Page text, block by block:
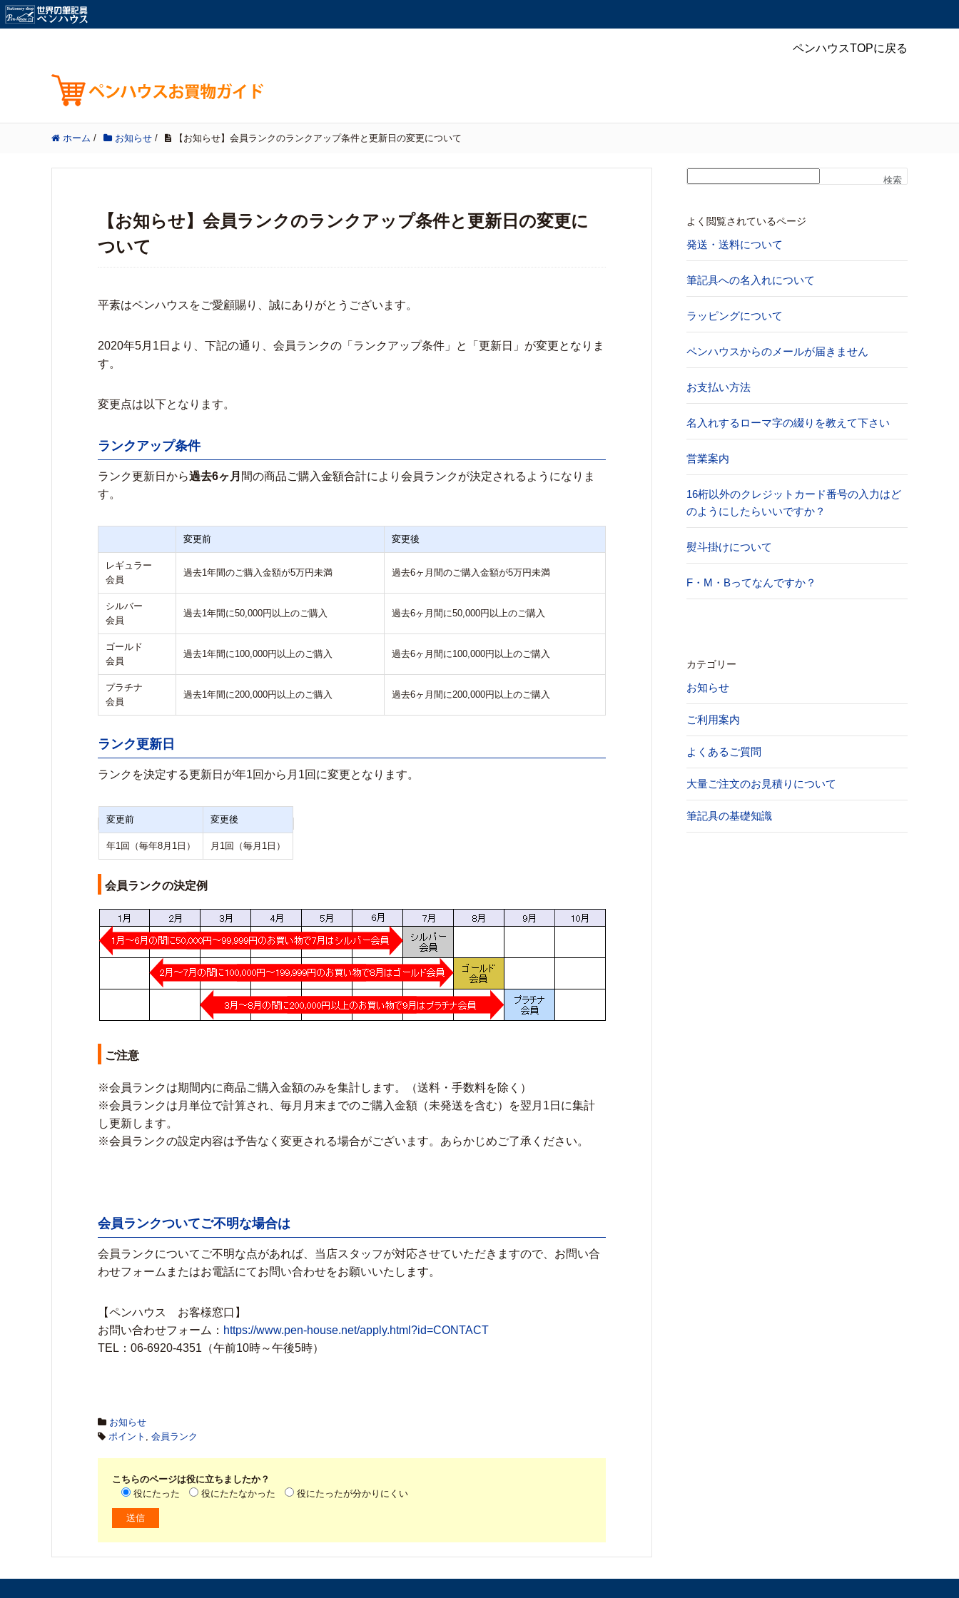
ペンハウスTOPに戻る
ホーム / お知らせ / 【お知らせ】会員ランクのランクアップ条件と更新日の変更について
【お知らせ】会員ランクのランクアップ条件と更新日の変更に
ついて
平素はペンハウスをご愛顧賜り、誠にありがとうございます。
2020年5月1日より、下記の通り、会員ランクの「ランクアップ条件」と「更新日」が変更となりま
す。
変更点は以下となります。
ランクアップ条件
ランク更新日から過去6ヶ月 間の商品ご購入金額合計により会員ランクが決定されるようになりま
す。
変更前 変更後
レギュラー
会員
過去1年間のご購入金額が5万円未満 過去6ヶ月間のご購入金額が5万円未満
シルバー
会員
過去1年間に50,000円以上のご購入 過去6ヶ月間に50,000円以上のご購入
ゴールド
会員
過去1年間に100,000円以上のご購入 過去6ヶ月間に100,000円以上のご購入
プラチナ
会員
過去1年間に200,000円以上のご購入 過去6ヶ月間に200,000円以上のご購入
ランク更新日
ランクを決定する更新日が年1回から月1回に変更となります。
変更前 変更後
年1回（毎年8月1日） 月1回（毎月1日）
会員ランクの決定例
ご注意
※会員ランクは期間内に商品ご購入金額のみを集計します。（送料・手数料を除く）
※会員ランクは月単位で計算され、毎月月末までのご購入金額（未発送を含む）を翌月1日に集計
し更新します。
※会員ランクの設定内容は予告なく変更される場合がございます。あらかじめご了承ください。
会員ランクついてご不明な場合は
会員ランクについてご不明な点があれば、当店スタッフが対応させていただきますので、お問い合
わせフォームまたはお電話にてお問い合わせをお願いいたします。
【ペンハウス お客様窓口】
お問い合わせフォーム： https://www.pen-house.net/apply.html?id=CONTACT
TEL：06-6920-4351（午前10時～午後5時）
お知らせ
ポイント
会員ランク
こちらのページは役に立ちましたか？
役にたった
役にたたなかった 役にたったが分かりにくい
検索
よく閲覧されているページ
発送・送料について
筆記具への名入れについて
ラッピングについて
ペンハウスからのメールが届きません
お支払い方法
名入れするローマ字の綴りを教えて下さい
営業案内
16桁以外のクレジットカード番号の入力はど
のようにしたらいいですか？
熨斗掛けについて
F・M・Bってなんですか？
カテゴリー
お知らせ
ご利用案内
よくあるご質問
大量ご注文のお見積りについて
筆記具の基礎知識